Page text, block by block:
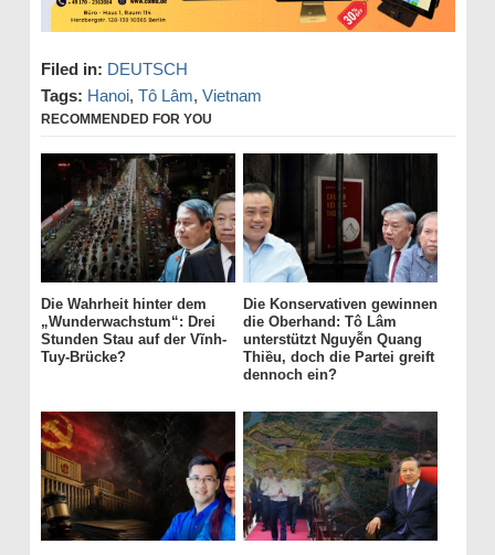
Filed in: DEUTSCH
Tags: Hanoi, Tô Lâm, Vietnam
RECOMMENDED FOR YOU
Die Wahrheit hinter dem
„Wunderwachstum“: Drei
Stunden Stau auf der Vĩnh-
Tuy-Brücke?
Die Konservativen gewinnen
die Oberhand: Tô Lâm
unterstützt Nguyễn Quang
Thiều, doch die Partei greift
dennoch ein?